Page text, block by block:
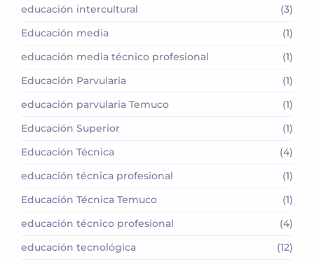
educación intercultural
(3)
Educación media
(1)
educación media técnico profesional
(1)
Educación Parvularia
(1)
educación parvularia Temuco
(1)
Educación Superior
(1)
Educación Técnica
(4)
educación técnica profesional
(1)
Educación Técnica Temuco
(1)
educación técnico profesional
(4)
educación tecnológica
(12)